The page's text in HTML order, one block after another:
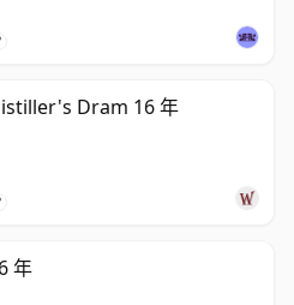
Dram 16 年
年